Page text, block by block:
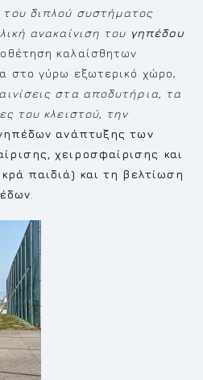
διπλού συστήματος
ανακαίνιση του γηπέδου
καλαίσθητων
στο γύρω εξωτερικό χώρο,
στα αποδυτήρια, τα
του κλειστού, την
ανάπτυξης των
χειροσφαίρισης και
παιδιά) και τη βελτίωση